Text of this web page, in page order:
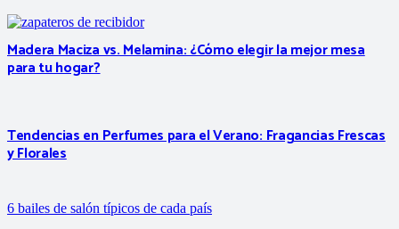
Madera Maciza vs. Melamina: ¿Cómo elegir la mejor mesa
para tu hogar?
Tendencias en Perfumes para el Verano: Fragancias Frescas
y Florales
6 bailes de salón típicos de cada país